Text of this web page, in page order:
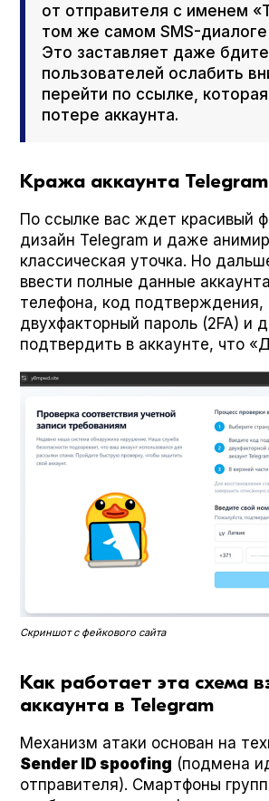
от отправителя с именем
том же самом SMS-
Это заставляет даже
пользователей ослабить
перейти по ссылке,
потере аккаунта.
Кража аккаунта Telegram
По ссылке вас ждет красивый
дизайн Telegram и даже
классическая уточка. Но
ввести полные данные
телефона, код подтверждения,
двухфакторный пароль (2FA) и
подтвердить в аккаунте, что
Скриншот с фейкового сайта
Как работает эта схема
аккаунта в Telegram
Механизм атаки основан на
Sender ID spoof­ing (подмена
отправителя). Смартфоны